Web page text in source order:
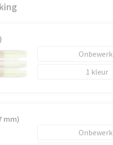
1
mm)